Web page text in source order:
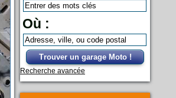
Où :
Trouver un garage Moto !
Recherche avancée